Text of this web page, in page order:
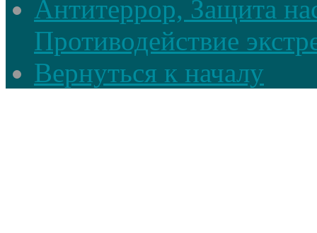
Антитеррор, Защита
Противодействие
Вернуться к началу